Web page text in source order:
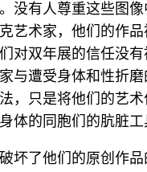
没有人尊重这些图
艺术家，他们的作品
对双年展的信任没
与遭受身体和性折
，只是将他们的艺
体的同胞们的肮脏工
坏了他们的原创作